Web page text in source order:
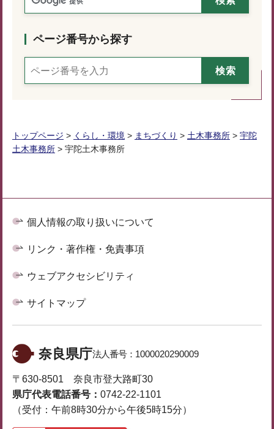
ページ番号から探す
トップページ > くらし・環境 > まちづくり > 土木事務所 > 宇陀
土木事務所 > 宇陀土木事務所
個人情報の取り扱いについて
リンク・著作権・免責事項
ウェブアクセシビリティ
サイトマップ
奈良県庁法人番号： 1000020290009
〒630-8501 奈良市登大路町30
県庁代表電話番号： 0742-22-1101
（受付：午前8時30分から午後5時15分）